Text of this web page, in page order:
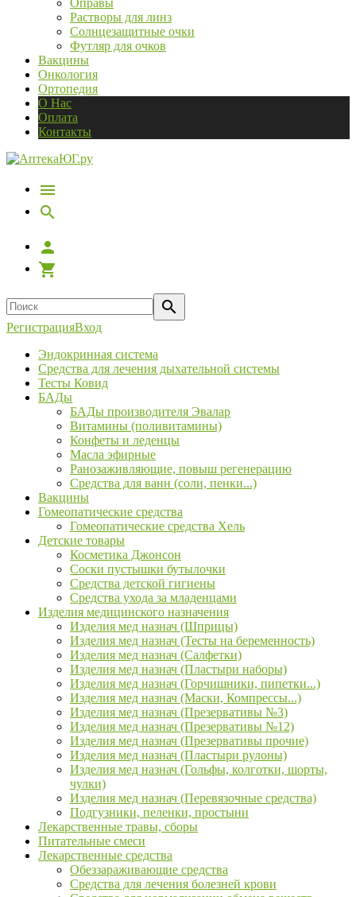
Оправы
Растворы для линз
Солнцезащитные очки
Футляр для очков
Вакцины
Онкология
Ортопедия
О Нас
Оплата
Контакты
РегистрацияВход
Эндокринная система
Средства для лечения дыхательной системы
Тесты Ковид
БАДы
БАДы производителя Эвалар
Витамины (поливитамины)
Конфеты и леденцы
Масла эфирные
Ранозаживляющие, повыш регенерацию
Средства для ванн (соли, пенки...)
Вакцины
Гомеопатические средства
Гомеопатические средства Хель
Детские товары
Косметика Джонсон
Соски пустышки бутылочки
Средства детской гигиены
Средства ухода за младенцами
Изделия медицинского назначения
Изделия мед назнач (Шприцы)
Изделия мед назнач (Тесты на беременность)
Изделия мед назнач (Салфетки)
Изделия мед назнач (Пластыри наборы)
Изделия мед назнач (Горчишники, пипетки...)
Изделия мед назнач (Маски, Компрессы...)
Изделия мед назнач (Презервативы №3)
Изделия мед назнач (Презервативы №12)
Изделия мед назнач (Презервативы прочие)
Изделия мед назнач (Пластыри рулоны)
Изделия мед назнач (Гольфы, колготки, шорты,
чулки)
Изделия мед назнач (Перевязочные средства)
Подгузники, пеленки, простыни
Лекарственные травы, сборы
Питательные смеси
Лекарственные средства
Обеззараживающие средства
Средства для лечения болезней крови